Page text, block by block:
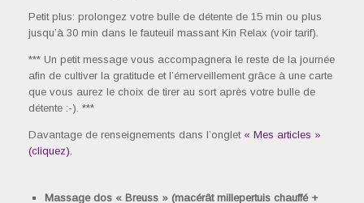
Petit plus: prolongez votre bulle de détente de 15 min ou plus
jusqu’à 30 min dans le fauteuil massant Kin Relax (voir tarif).
*** Un petit message vous accompagnera le reste de la journée
afin de cultiver la gratitude et l’émerveillement grâce à une carte
que vous aurez le choix de tirer au sort après votre bulle de
détente :-). ***
Davantage de renseignements dans l’onglet « Mes articles »
(cliquez).
Massage dos « Breuss » (macérât millepertuis chauffé +